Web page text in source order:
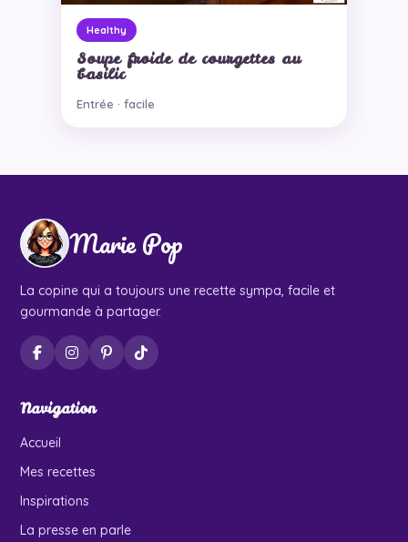
Healthy
Soupe froide de courgettes au
basilic
Entrée · facile
Marie Pop
La copine qui a toujours une recette sympa, facile et
gourmande à partager.
Navigation
Accueil
Mes recettes
Inspirations
La presse en parle